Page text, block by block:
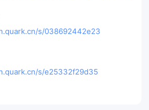
s/038692442e23
s/e25332f29d35